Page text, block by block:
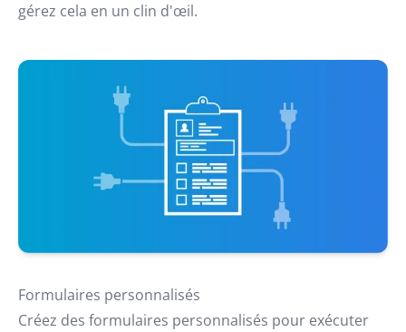
gérez cela en un clin d'œil.
Formulaires personnalisés
Créez des formulaires personnalisés pour exécuter